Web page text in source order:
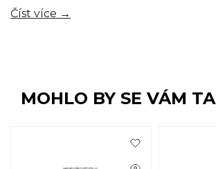
Číst více →
MOHLO BY SE VÁM